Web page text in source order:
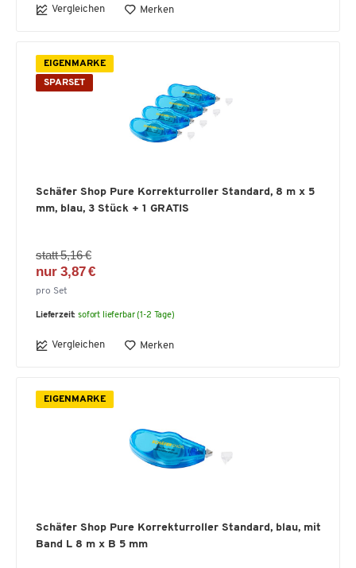
Vergleichen Merken
EIGENMARKE
SPARSET
Schäfer Shop Pure Korrekturroller Standard, 8 m x 5
mm, blau, 3 Stück + 1 GRATIS
statt 5,16 €
nur 3,87 €
pro Set
Lieferzeit: sofort lieferbar (1-2 Tage)
Vergleichen Merken
EIGENMARKE
Schäfer Shop Pure Korrekturroller Standard, blau, mit
Band L 8 m x B 5 mm